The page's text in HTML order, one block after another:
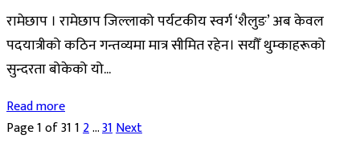
रामेछाप । रामेछाप जिल्लाको पर्यटकीय स्वर्ग ‘शैलुङ’ अब केवल
पदयात्रीको कठिन गन्तव्यमा मात्र सीमित रहेन। सयौँ थुम्काहरूको
सुन्दरता बोकेको यो...
Read more
Page 1 of 3112…31Next